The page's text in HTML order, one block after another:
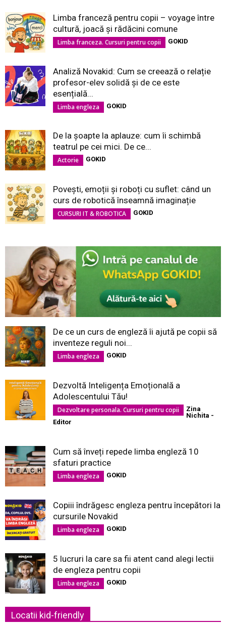
Limba franceză pentru copii – voyage între
cultură, joacă și rădăcini comune
Limba franceza. Cursuri pentru copii GOKID
Analiză Novakid: Cum se creează o relație
profesor-elev solidă și de ce este
esențială...
Limba engleza GOKID
De la șoapte la aplauze: cum îi schimbă
teatrul pe cei mici. De ce...
Actorie GOKID
Povești, emoții și roboți cu suflet: când un
curs de robotică înseamnă imaginație
CURSURI IT & ROBOTICA GOKID
De ce un curs de engleză îi ajută pe copii să
inventeze reguli noi...
Limba engleza GOKID
Dezvoltă Inteligența Emoțională a
Adolescentului Tău!
Dezvoltare personala. Cursuri pentru copii
Zina
Nichita -
Editor
Cum să înveți repede limba engleză 10
sfaturi practice
Limba engleza GOKID
Copiii îndrăgesc engleza pentru începători la
cursurile Novakid
Limba engleza GOKID
5 lucruri la care sa fii atent cand alegi lectii
de engleza pentru copii
Limba engleza GOKID
Locatii kid-friendly